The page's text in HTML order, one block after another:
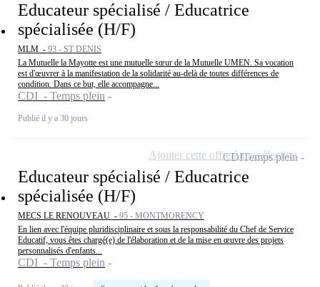
Educateur spécialisé / Educatrice
spécialisée (H/F)
MLM - 93 - ST DENIS
La Mutuelle la Mayotte est une mutuelle sœur de la Mutuelle UMEN. Sa vocation
est d'œuvrer à la manifestation de la solidarité au-delà de toutes différences de
condition. Dans ce but, elle accompagne...
CDI - Temps plein
Publié il y a 30 jours
Educateur spécialisé / Educatrice
spécialisée (H/F)
MECS LE RENOUVEAU - 95 - MONTMORENCY
En lien avec l'équipe pluridisciplinaire et sous la responsabilité du Chef de Service
Educatif, vous êtes chargé(e) de l'élaboration et de la mise en œuvre des projets
personnalisés d'enfants...
CDI - Temps plein
CDITemps plein
Ajouter cette offre à ma sélection